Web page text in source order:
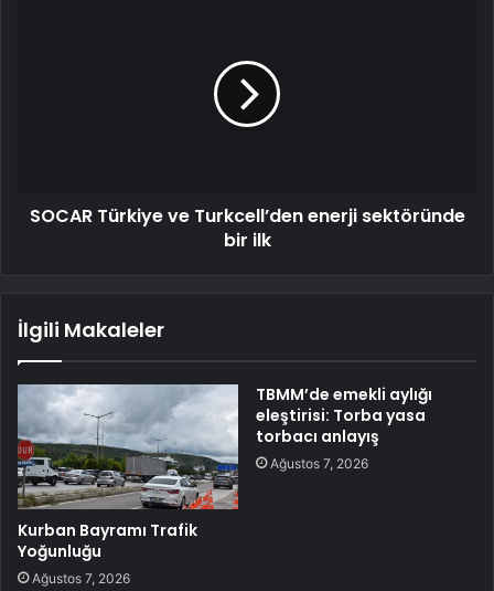
SOCAR Türkiye ve Turkcell’den enerji sektöründe
bir ilk
İlgili Makaleler
Kurban Bayramı Trafik
Yoğunluğu
Ağustos 7, 2026
TBMM’de emekli aylığı
eleştirisi: Torba yasa
torbacı anlayış
Ağustos 7, 2026